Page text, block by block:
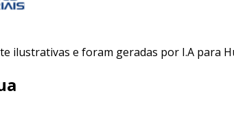
ilustrativas e foram geradas por I.A para